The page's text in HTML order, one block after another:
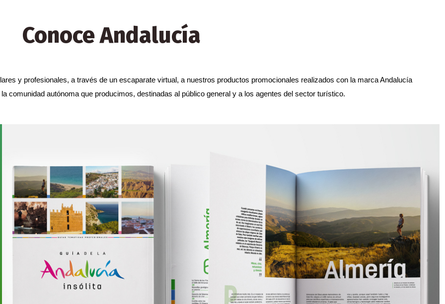
Conoce Andalucía
y profesionales, a través de un escaparate virtual, a nuestros productos promocionales realizados con la marca Andalucía
comunidad autónoma que producimos, destinadas al público general y a los agentes del sector turístico.